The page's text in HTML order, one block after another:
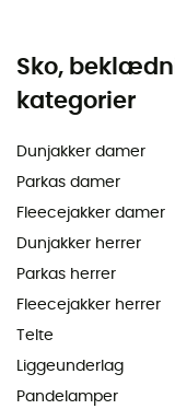
Sko,
kategorier
Dunjakker damer
Parkas damer
Fleecejakker damer
Dunjakker herrer
Parkas herrer
Fleecejakker herrer
Telte
Liggeunderlag
Pandelamper